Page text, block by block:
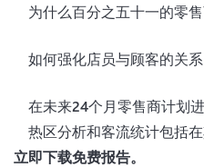
为什么百分之五十一的零
如何强化店员与顾客的关系
在未来24个月零售商计划
热区分析和客流统计包括
立即下载免费报告。